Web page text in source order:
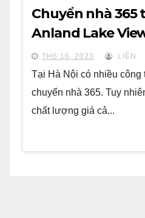
Chuyển nhà 365
Anland Lake
TH6 16, 2023 LIÊN
Tại Hà Nội có nhiều công
chuyển nhà 365. Tuy
chất lượng giá cả...